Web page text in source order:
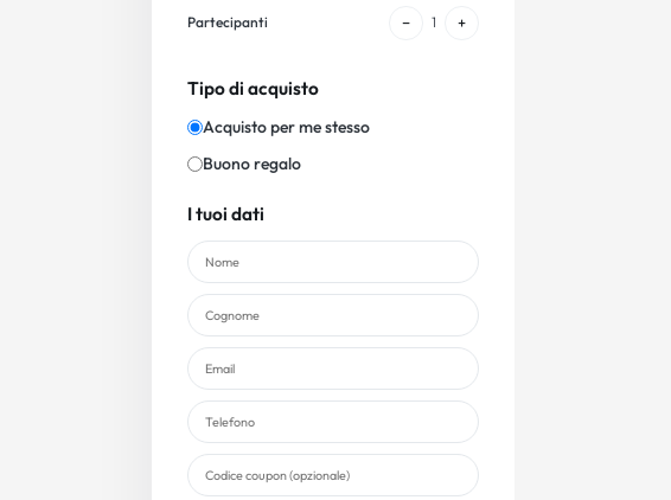
Partecipanti − 1 +
Tipo di acquisto
Acquisto per me stesso
Buono regalo
I tuoi dati